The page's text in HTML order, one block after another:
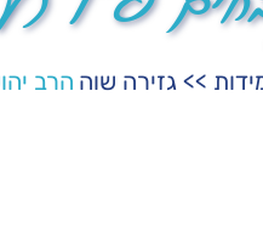
>> גזירה שוה הרב